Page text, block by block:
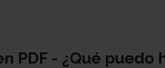
PDF - ¿Qué puedo